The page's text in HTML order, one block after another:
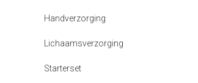
Handverzorging
Lichaamsverzorging
Starterset